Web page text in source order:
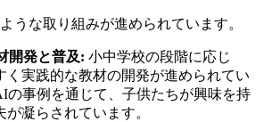
うな取り組みが進められています。
開発と普及: 小中学校の段階に応じ
く実践的な教材の開発が進められてい
の事例を通じて、子供たちが興味を持
が凝らされています。